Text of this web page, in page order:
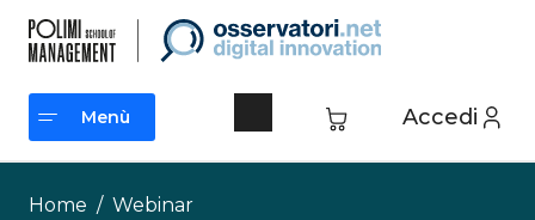
contenuto
Accedi
Menù
Menù
Home / Webinar